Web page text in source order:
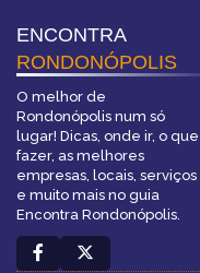
ENCONTRA
RONDONÓPOLIS
O melhor de
Rondonópolis num só
lugar! Dicas, onde ir, o que
fazer, as melhores
empresas, locais, serviços
e muito mais no guia
Encontra Rondonópolis.